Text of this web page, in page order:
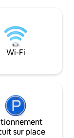
notre espace de
réservez dès
expérience
cœur d'Antalya !
Wi-Fi
sur place